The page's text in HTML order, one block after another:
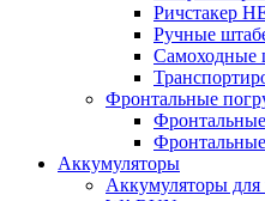
Ричстакер
Ручные
Самоходные
Фронтальные
Аккумуляторы
Аккумуляторы для